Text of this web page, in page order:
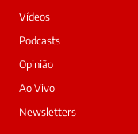
Sou
a
daqui
do
Prime.
Vídeos
Podcasts
Opinião
Ao Vivo
Newsletters